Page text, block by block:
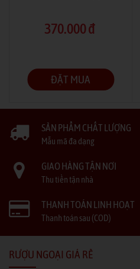
370.000 đ
ĐẶT MUA
SẢN PHẨM CHẤT LƯỢNG
Mẫu mã đa dạng
GIAO HÀNG TẬN NƠI
Thu tiền tận nhà
THANH TOÁN LINH HOẠT
Thanh toán sau (COD)
RƯỢU NGOẠI GIÁ RẺ